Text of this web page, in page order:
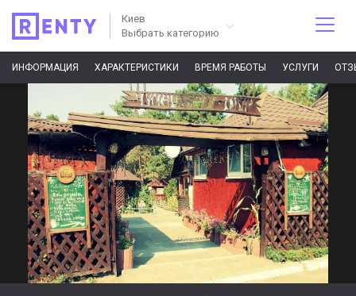
Киев
Выбрать категорию
ИНФОРМАЦИЯ ХАРАКТЕРИСТИКИ ВРЕМЯ РАБОТЫ УСЛУГИ